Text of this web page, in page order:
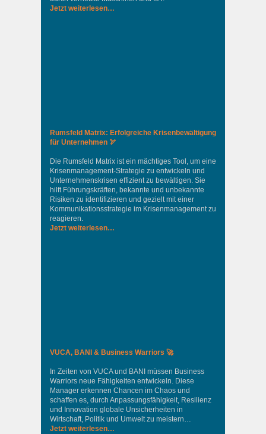
Jetzt weiterlesen…
Rumsfeld Matrix: Erfolgreiche Krisenbewältigung
für Unternehmen 🏹
Die Rumsfeld Matrix ist ein mächtiges Tool, um eine
Krisenmanagement-Strategie zu entwickeln und
Unternehmenskrisen effizient zu bewältigen. Sie
hilft Führungskräften, bekannte und unbekannte
Risiken zu identifizieren und gezielt mit einer
Kommunikationsstrategie im Krisenmanagement zu
reagieren.
Jetzt weiterlesen…
VUCA, BANI & Business Warriors 🚀
In Zeiten von VUCA und BANI müssen Business
Warriors neue Fähigkeiten entwickeln. Diese
Manager erkennen Chancen im Chaos und
schaffen es, durch Anpassungsfähigkeit, Resilienz
und Innovation globale Unsicherheiten in
Wirtschaft, Politik und Umwelt zu meistern…
Jetzt weiterlesen…